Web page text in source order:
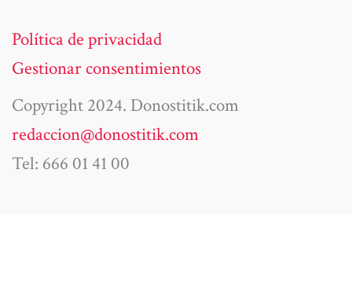
Política de privacidad
Gestionar consentimientos
Copyright 2024. Donostitik.com
redaccion@donostitik.com
Tel: 666 01 41 00